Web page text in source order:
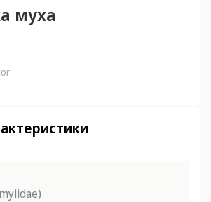
муха